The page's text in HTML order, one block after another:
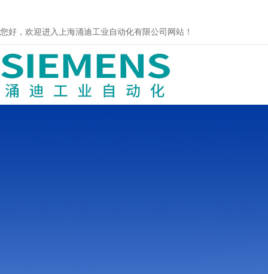
您好，欢迎进入上海涌迪工业自动化有限公司网站！